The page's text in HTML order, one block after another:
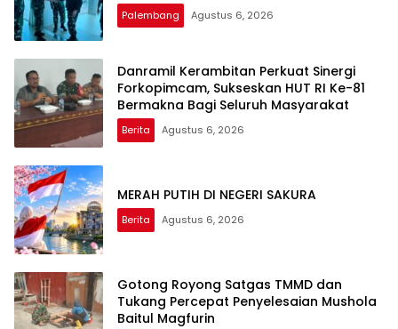
Palembang Agustus 6, 2026
Danramil Kerambitan Perkuat Sinergi
Forkopimcam, Sukseskan HUT RI Ke-81
Bermakna Bagi Seluruh Masyarakat
Berita Agustus 6, 2026
MERAH PUTIH DI NEGERI SAKURA
Berita Agustus 6, 2026
Gotong Royong Satgas TMMD dan
Tukang Percepat Penyelesaian Mushola
Baitul Magfurin